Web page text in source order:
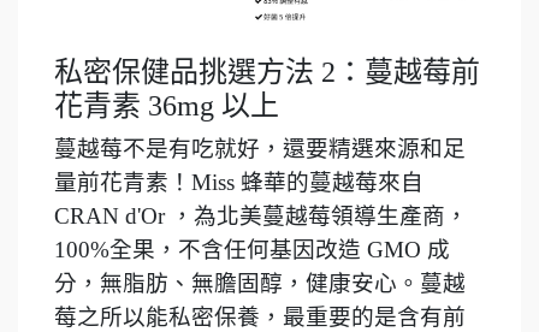
私密保健品挑選方法 2：蔓越莓前
花青素 36mg 以上
蔓越莓不是有吃就好，還要精選來源和足
量前花青素！Miss 蜂華的蔓越莓來自
CRAN d'Or ，為北美蔓越莓領導生產商，
100%全果，不含任何基因改造 GMO 成
分，無脂肪、無膽固醇，健康安心。蔓越
莓之所以能私密保養，最重要的是含有前